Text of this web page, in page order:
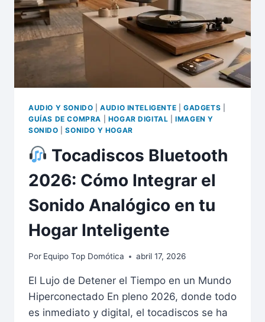
HUAWEI
QUE
ARRASAN
EN
(Y
CAZARLOS
MÁS
BARATOS)
AUDIO Y SONIDO |AUDIO INTELIGENTE |GADGETS
GUÍAS DE COMPRA
HOGAR DIGITAL |IMAGEN Y
SONIDO |SONIDO Y HOGAR
Tocadiscos Bluetooth
2026: Cómo Integrar el
Sonido Analógico en tu
Hogar Inteligente
Por Equipo Top Domótica abril 17, 2026
El Lujo de Detener el Tiempo en un Mundo
Hiperconectado En pleno 2026, donde todo
es inmediato y digital, el tocadiscos se ha